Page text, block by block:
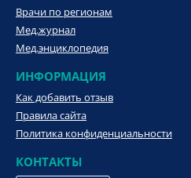
Врачи по регионам
Мед.журнал
Мед.энциклопедия
ИНФОРМАЦИЯ
Как добавить отзыв
Правила сайта
Политика конфиденциальности
КОНТАКТЫ